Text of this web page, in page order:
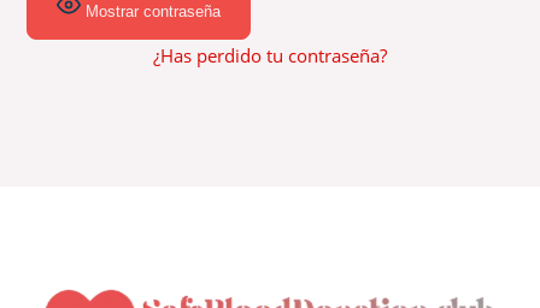
Mostrar contraseña
¿Has perdido tu contraseña?